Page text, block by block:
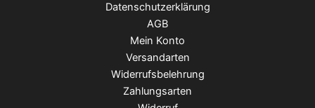
Datenschutzerklärung
AGB
Mein Konto
Versandarten
Widerrufsbelehrung
Zahlungsarten